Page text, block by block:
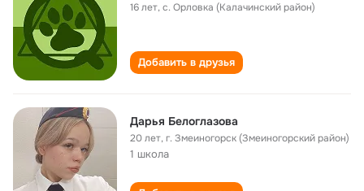
16 лет,с. Орловка (Калачинский район)
Добавить в друзья
Дарья Белоглазова
20 лет,г. Змеиногорск (Змеиногорский район)
1 школа